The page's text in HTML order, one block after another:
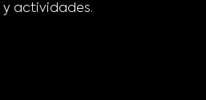
y actividades.